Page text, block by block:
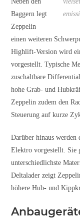
Baggern legt
Zeppelin
einen weiteren
Highlift-Version wird
vorgestellt. Typische
zuschaltbare
hohe Grab- und
Zeppelin zudem den
Steuerung auf kurze
Darüber hinaus
Elektro vorgestellt. Sie
unterschiedlichste
Deltalader zeigt
höhere Hub- und